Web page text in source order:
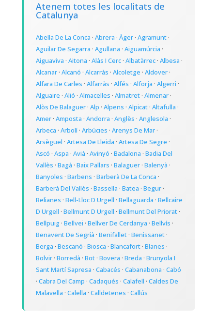
Atenem totes les localitats de
Catalunya
Abella De La Conca · Abrera · Àger· Agramunt·
Aguilar De Segarra · Agullana · Aiguamúrcia ·
Aiguaviva · Aitona · Alàs I Cerc· Albatàrrec· Albesa ·
Alcanar· Alcanó · Alcarràs · Alcoletge · Aldover·
Alfara De Carles · Alfarràs · Alfés · Alforja · Algerri ·
Alguaire · Alió · Almacelles · Almatret· Almenar·
Alòs De Balaguer· Alp · Alpens · Alpicat· Altafulla ·
Amer· Amposta · Andorra · Anglès · Anglesola ·
Arbeca · Arbolí· Arbúcies · Arenys De Mar·
Arsèguel · Artesa De Lleida · Artesa De Segre ·
Ascó · Aspa · Avià · Avinyó · Badalona · Badia Del
Vallès · Bagà · Baix Pallars · Balaguer· Balenyà ·
Banyoles · Barbens · Barberà De La Conca ·
Barberà Del Vallès · Bassella · Batea · Begur·
Belianes · Bell-Lloc D Urgell · Bellaguarda · Bellcaire
D Urgell · Bellmunt D Urgell · Bellmunt Del Priorat·
Bellpuig· Bellvei · Bellver De Cerdanya · Bellvís ·
Benavent De Segrià · Benifallet· Benissanet·
Berga · Bescanó · Biosca · Blancafort· Blanes ·
Bolvir· Borredà · Bot· Bovera · Breda · Brunyola I
Sant Martí Sapresa · Cabacés · Cabanabona · Cabó
· Cabra Del Camp · Cadaqués · Calafell · Caldes De
Malavella · Calella · Calldetenes · Callús